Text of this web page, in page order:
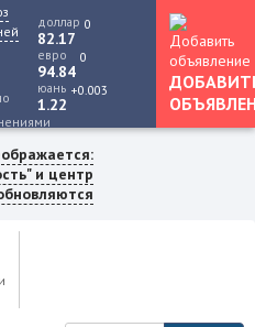
доллар
82.17
0
евро
94.84
0
юань
1.22
+0.003
и центр